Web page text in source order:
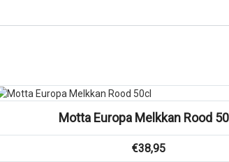
Motta Europa Melkkan Rood
€38,95
Vergelijk